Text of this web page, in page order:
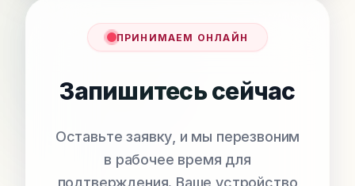
ПРИНИМАЕМ ОНЛАЙН
Запишитесь сейчас
Оставьте заявку, и мы перезвоним
в рабочее время для
подтверждения. Ваше устройство